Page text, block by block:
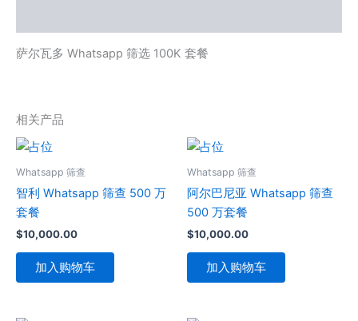
萨尔瓦多 Whatsapp 筛选 100K 套餐
相关产品
Whatsapp 筛查
智利 Whatsapp 筛查 500 万
套餐
$10,000.00
加入购物车
Whatsapp 筛查
阿尔巴尼亚 Whatsapp 筛查
500 万套餐
$10,000.00
加入购物车